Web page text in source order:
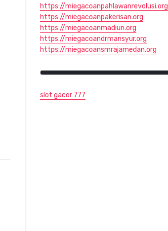
https://miegacoanpahlawanrevolusi.org
https://miegacoanpakerisan.org
https://miegacoanmadiun.org
https://miegacoandrmansyur.org
https://miegacoansmrajamedan.org
slot gacor 777